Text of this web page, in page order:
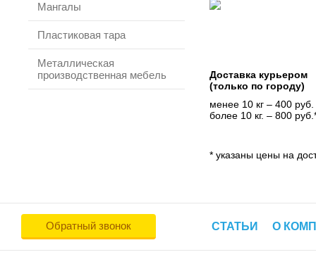
Мангалы
Пластиковая тара
Металлическая
производственная мебель
Доставка курьером
(только по городу)
менее 10 кг – 400 руб.
более 10 кг. – 800
* указаны цены на
Обратный звонок СТАТЬИ О